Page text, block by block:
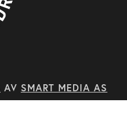
AV SMART MEDIA AS